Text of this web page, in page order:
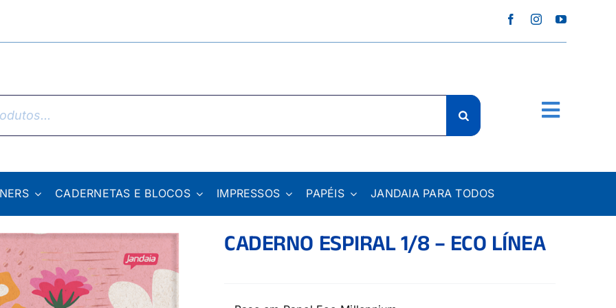
CADERNETAS E BLOCOS IMPRESSOS PAPÉIS JANDAIA PARA TODOS
CADERNO ESPIRAL 1/8 – ECO LÍNEA